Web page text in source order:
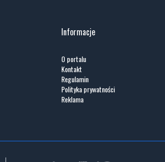
Informacje
O portalu
Kontakt
Regulamin
Polityka prywatności
Reklama